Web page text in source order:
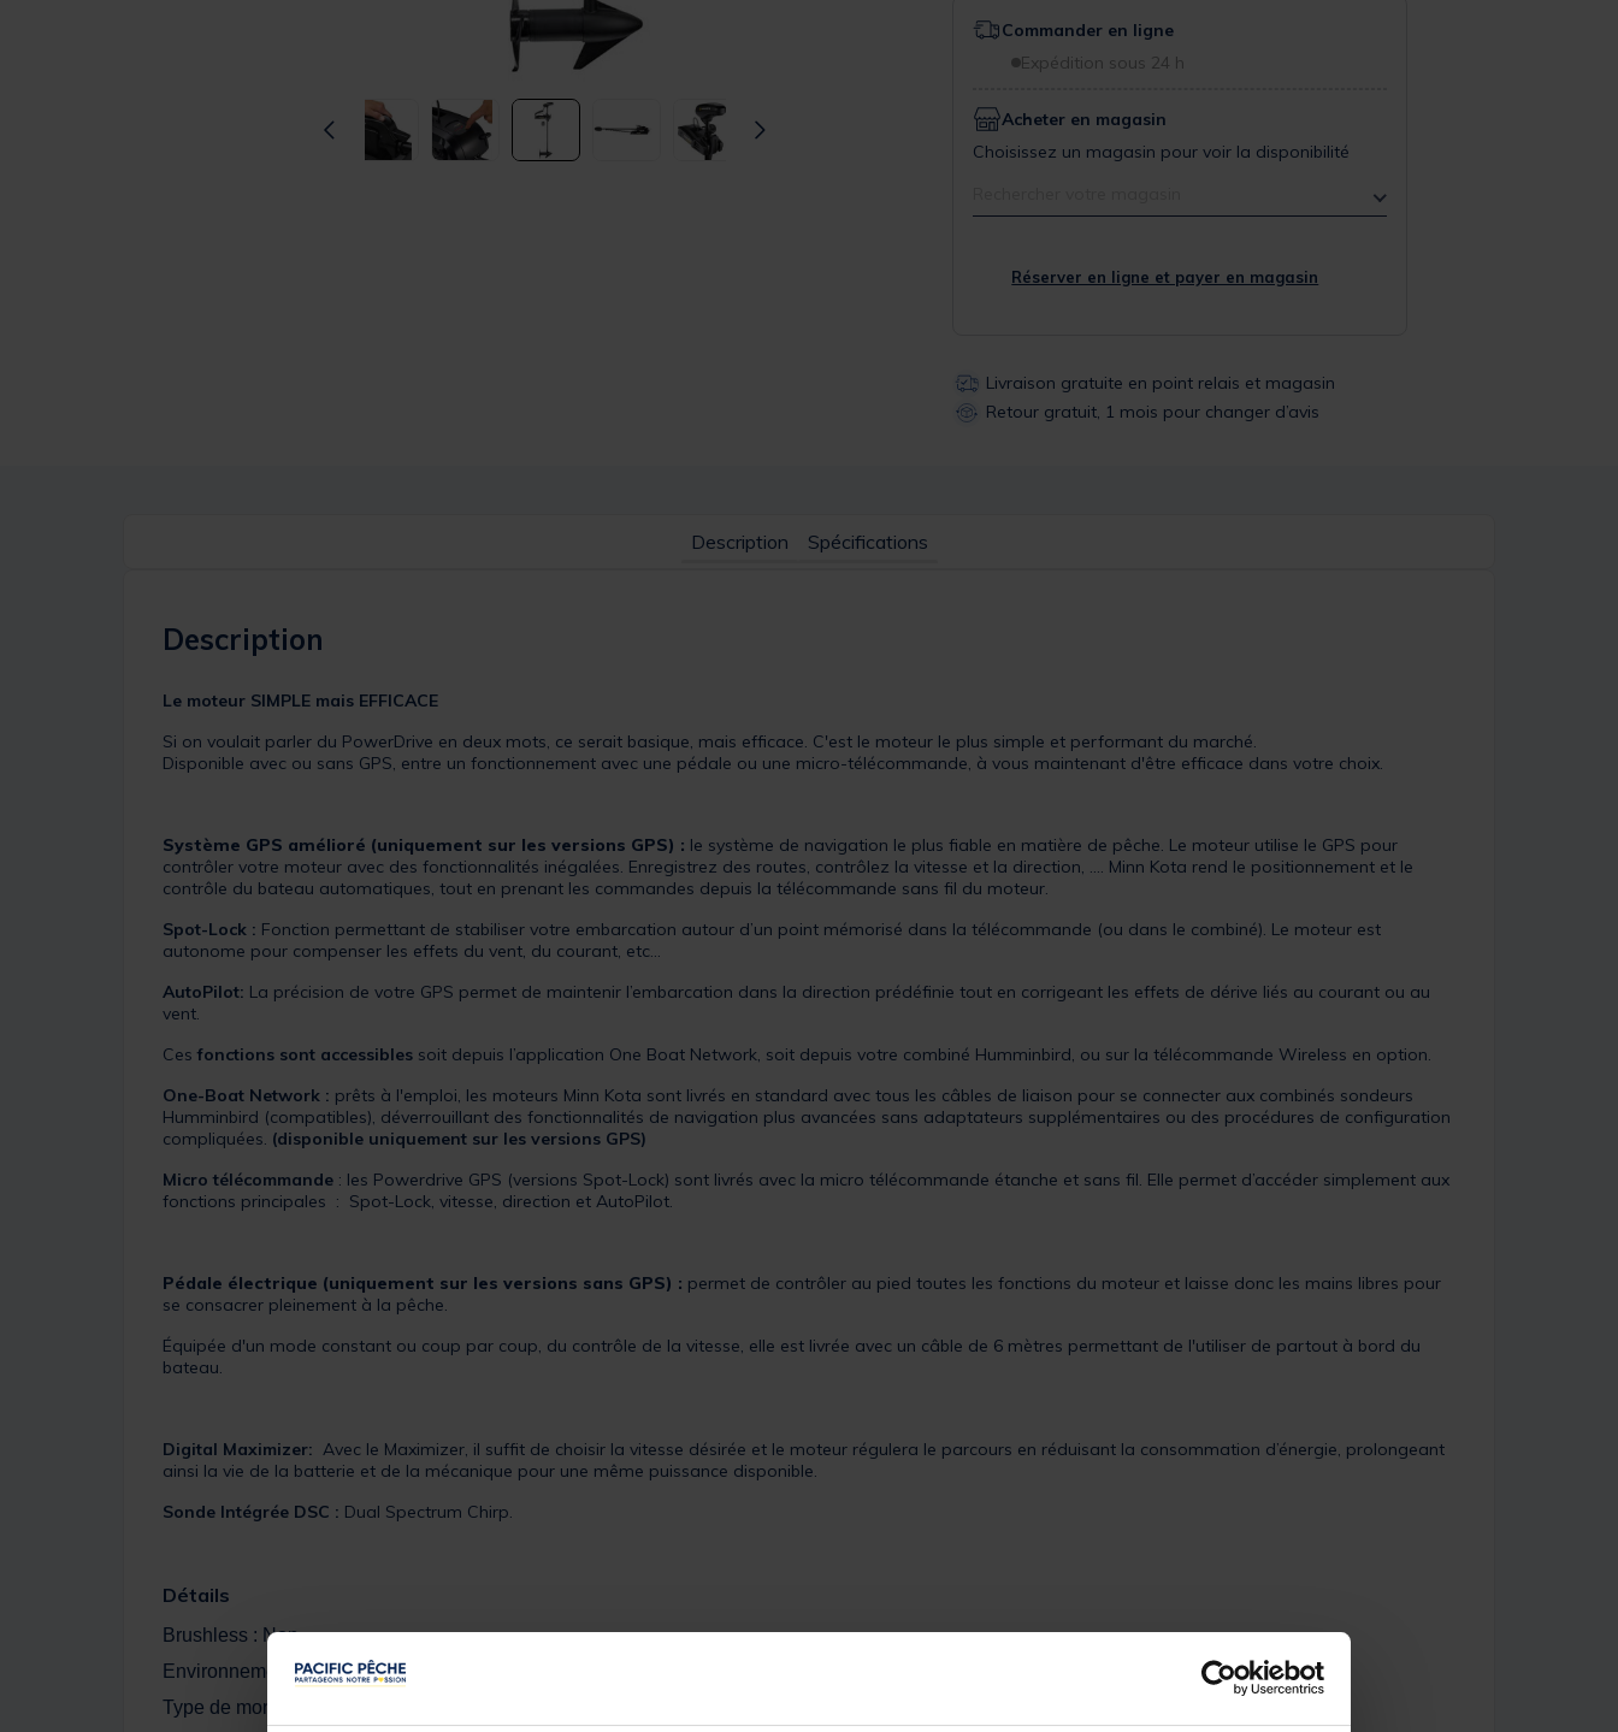
Commander en ligne
Expédition sous 24 h
Acheter en magasin
Choisissez un magasin pour voir la disponibilité
Réserver en ligne et payer en magasin
Livraison gratuite en point relais et magasin
Retour gratuit, 1 mois pour changer d’avis
Description Spécifications
Description
Le moteur SIMPLE mais EFFICACE
Si on voulait parler du PowerDrive en deux mots, ce serait basique, mais efficace. C'est le moteur le plus simple et performant du marché.
Disponible avec ou sans GPS, entre un fonctionnement avec une pédale ou une micro-télécommande, à vous maintenant d'être efficace dans votre choix.
Système GPS amélioré (uniquement sur les versions GPS) : le système de navigation le plus fiable en matière de pêche. Le moteur utilise le GPS pour
contrôler votre moteur avec des fonctionnalités inégalées. Enregistrez des routes, contrôlez la vitesse et la direction, .... Minn Kota rend le positionnement et le
contrôle du bateau automatiques, tout en prenant les commandes depuis la télécommande sans fil du moteur.
Spot-Lock : Fonction permettant de stabiliser votre embarcation autour d’un point mémorisé dans la télécommande (ou dans le combiné). Le moteur est
autonome pour compenser les effets du vent, du courant, etc…
AutoPilot: La précision de votre GPS permet de maintenir l’embarcation dans la direction prédéfinie tout en corrigeant les effets de dérive liés au courant ou au
vent.
Ces fonctions sont accessibles soit depuis l’application One Boat Network, soit depuis votre combiné Humminbird, ou sur la télécommande Wireless en option.
One-Boat Network : prêts à l'emploi, les moteurs Minn Kota sont livrés en standard avec tous les câbles de liaison pour se connecter aux combinés sondeurs
Humminbird (compatibles), déverrouillant des fonctionnalités de navigation plus avancées sans adaptateurs supplémentaires ou des procédures de configuration
compliquées. (disponible uniquement sur les versions GPS)
Micro télécommande : les Powerdrive GPS (versions Spot-Lock) sont livrés avec la micro télécommande étanche et sans fil. Elle permet d’accéder simplement aux
fonctions principales : Spot-Lock, vitesse, direction et AutoPilot.
Pédale électrique (uniquement sur les versions sans GPS) : permet de contrôler au pied toutes les fonctions du moteur et laisse donc les mains libres pour
se consacrer pleinement à la pêche.
Équipée d'un mode constant ou coup par coup, du contrôle de la vitesse, elle est livrée avec un câble de 6 mètres permettant de l'utiliser de partout à bord du
bateau.
Digital Maximizer: Avec le Maximizer, il suffit de choisir la vitesse désirée et le moteur régulera le parcours en réduisant la consommation d’énergie, prolongeant
ainsi la vie de la batterie et de la mécanique pour une même puissance disponible.
Sonde Intégrée DSC : Dual Spectrum Chirp.
Détails
Brushless : Non
Environnement : Eaux douces
Type de montage : Avant